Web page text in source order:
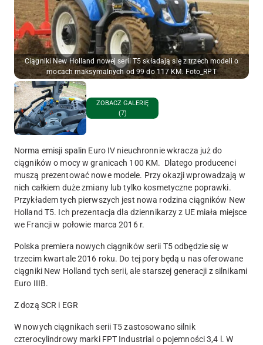
Ciągniki New Holland nowej serii T5 składają się z trzech modeli o
mocach maksymalnych od 99 do 117 KM. Foto_RPT
ZOBACZ GALERIĘ
(7)
Norma emisji spalin Euro IV nieuchronnie wkracza już do
ciągników o mocy w granicach 100 KM. Dlatego producenci
muszą prezentować nowe modele. Przy okazji wprowadzają w
nich całkiem duże zmiany lub tylko kosmetyczne poprawki.
Przykładem tych pierwszych jest nowa rodzina ciągników New
Holland T5. Ich prezentacja dla dziennikarzy z UE miała miejsce
we Francji w połowie marca 2016 r.
Polska premiera nowych ciągników serii T5 odbędzie się w
trzecim kwartale 2016 roku. Do tej pory będą u nas oferowane
ciągniki New Holland tych serii, ale starszej generacji z silnikami
Euro IIIB.
Z dozą SCR i EGR
W nowych ciągnikach serii T5 zastosowano silnik
czterocylindrowy marki FPT Industrial o pojemności 3,4 l. W